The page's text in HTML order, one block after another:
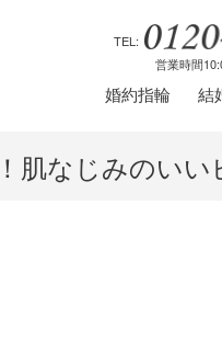
TEL:
営業時間
婚約指輪 結
なじみのいい